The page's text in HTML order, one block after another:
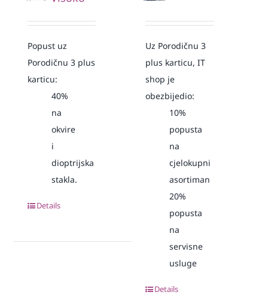
Popust uz
Porodičnu 3 plus
karticu:
40%
na
okvire
i
dioptrijska
stakla.
Details
Uz Porodičnu 3
plus karticu, IT
shop je
obezbijedio:
10%
popusta
na
cjelokupni
asortiman
20%
popusta
na
servisne
usluge
Details